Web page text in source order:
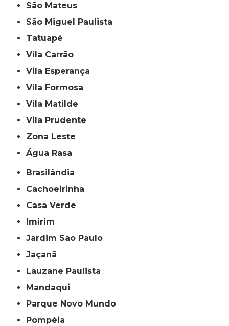
São Mateus
São Miguel Paulista
Tatuapé
Vila Carrão
Vila Esperança
Vila Formosa
Vila Matilde
Vila Prudente
Zona Leste
Água Rasa
Brasilândia
Cachoeirinha
Casa Verde
Imirim
Jardim São Paulo
Jaçanã
Lauzane Paulista
Mandaqui
Parque Novo Mundo
Pompéia